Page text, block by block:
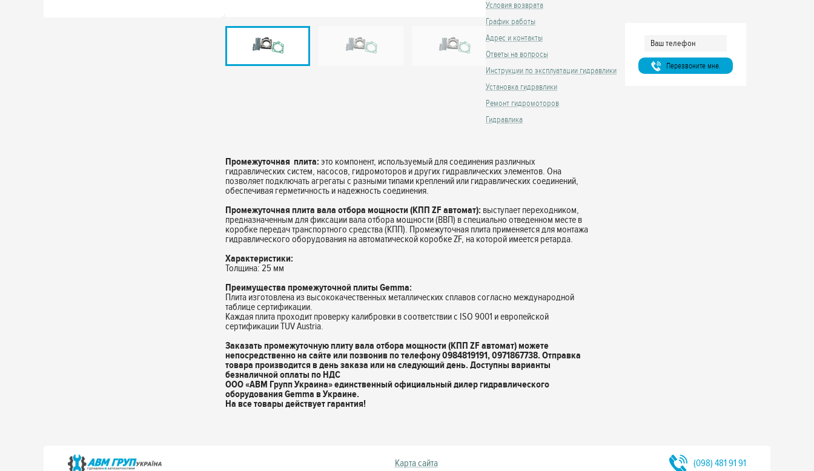
Условия возврата
График работы
Адрес и контакты
Ответы на вопросы
Инструкции по эксплуатации гидравлики
Установка гидравлики
Ремонт гидромоторов
Гидравлика
Перезвоните мне.
Промежуточная плита: это компонент, используемый для соединения различных
гидравлических систем, насосов, гидромоторов и других гидравлических элементов. Она
позволяет подключать агрегаты с разными типами креплений или гидравлических соединений,
обеспечивая герметичность и надежность соединения.
Промежуточная плита вала отбора мощности (КПП ZF автомат): выступает переходником,
предназначенным для фиксации вала отбора мощности (ВВП) в специально отведенном месте в
коробке передач транспортного средства (КПП). Промежуточная плита применяется для монтажа
гидравлического оборудования на автоматической коробке ZF, на которой имеется ретарда.
Характеристики:
Толщина: 25 мм
Преимущества промежуточной плиты Gemma:
Плита изготовлена из высококачественных металлических сплавов согласно международной
таблице сертификации.
Каждая плита проходит проверку калибровки в соответствии с ISO 9001 и европейской
сертификации TUV Austria.
Заказать промежуточную плиту вала отбора мощности (КПП ZF автомат) можете
непосредственно на сайте или позвонив по телефону 0984819191, 0971867738. Отправка
товара производится в день заказа или на следующий день. Доступны варианты
безналичной оплаты по НДС
ООО «АВМ Групп Украина» единственный официальный дилер гидравлического
оборудования Gemma в Украине.
На все товары действует гарантия!
Карта сайта (098) 481 91 91